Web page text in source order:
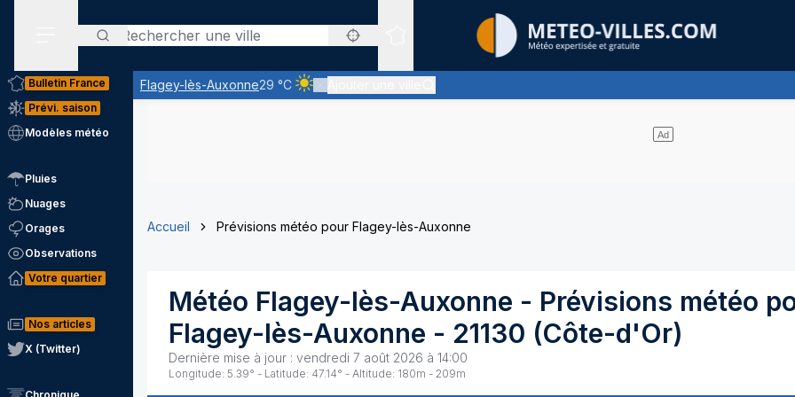
Rechercher
Sites expertis&eacute;s
Flagey-lès-Auxonne29 °C
Ciel clair - quasiment pas de nuages et un soleil omniprésent
Bulletin France
Prévi. saison
Modèles météo
Pluies
Nuages
Orages
Observations
Votre quartier
Nos articles
X (Twitter)
Accueil Prévisions météo pour Flagey-lès-Auxonne
Météo Flagey-lès-Auxonne - Prévisions météo
Flagey-lès-Auxonne - 21130 (Côte-d'Or)
Dernière mise à jour : vendredi 7 août 2026 à 14:00
Longitude: 5.39° - Latitude: 47.14° - Altitude: 180m - 209m